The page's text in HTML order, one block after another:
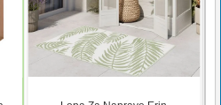
is a very interesting leisure puzzle
simple, easy and pleasant to play, it
you a comfortable experience. You
your own car, drive on the